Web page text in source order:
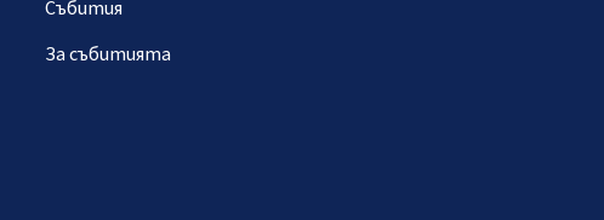
Събития
За събитията